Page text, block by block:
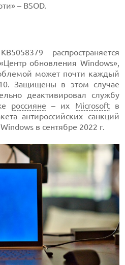
– BSOD.
распространяется
обновления Windows»,
может почти каждый
Защищены в этом случае
деактивировал службу
россияне – их Microsoftв
антироссийских санкций
в сентябре 2022 г.